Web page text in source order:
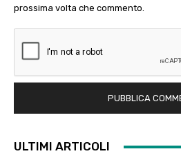
prossima volta che commento.
ULTIMI ARTICOLI